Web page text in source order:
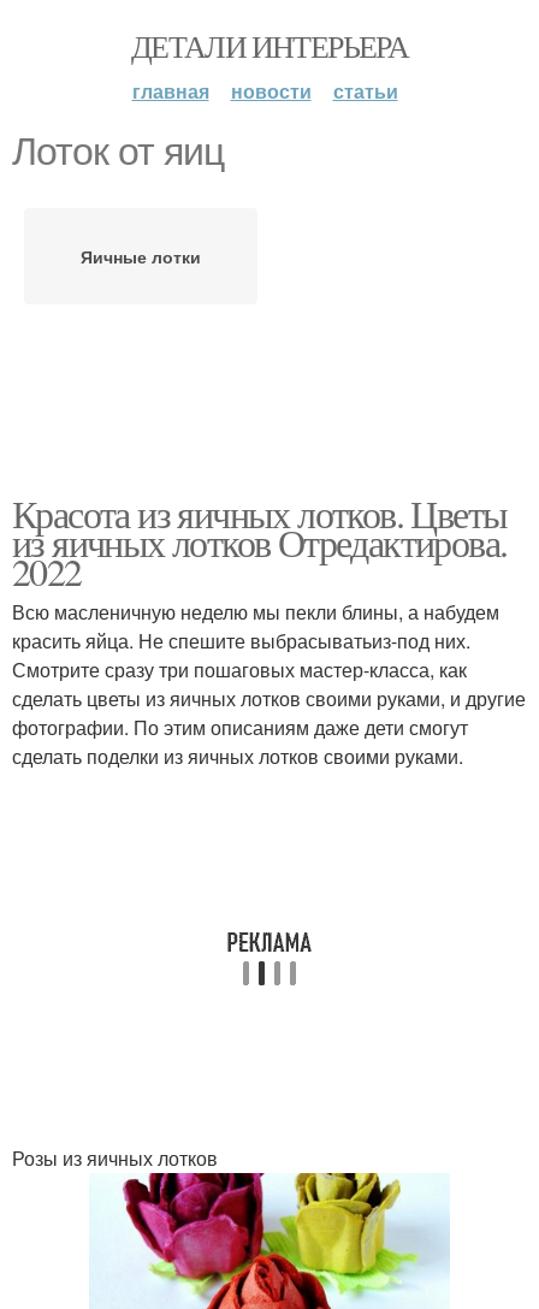
ДЕТАЛИ ИНТЕРЬЕРА
главная новости статьи
Лоток от яиц
Яичные лотки
Красота из яичных лотков. Цветы
из яичных лотков Отредактирова.
2022
Всю масленичную неделю мы пекли блины, а набудем
красить яйца. Не спешите выбрасыватьиз-под них.
Смотрите сразу три пошаговых мастер-класса, как
сделать цветы из яичных лотков своими руками, и другие
фотографии. По этим описаниям даже дети смогут
сделать поделки из яичных лотков своими руками.
Розы из яичных лотков